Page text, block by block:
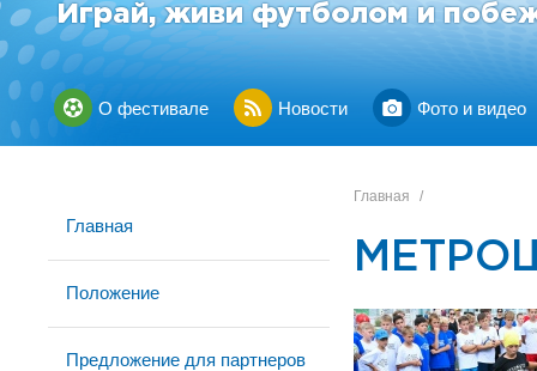
Играй, живи футболом и
О фестивале Новости Фото и видео
Главная
Положение
Предложение для партнеров
Главная /